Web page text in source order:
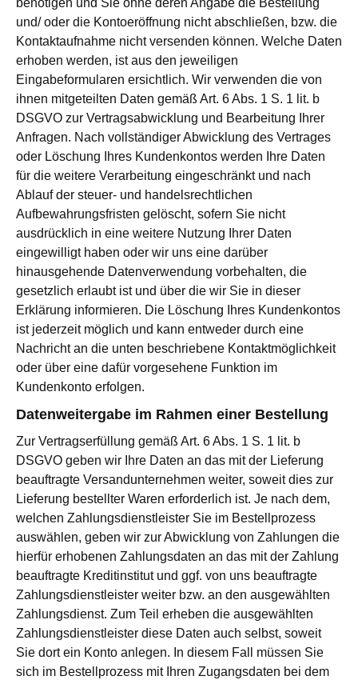
benötigen und Sie ohne deren Angabe die Bestellung
und/ oder die Kontoeröffnung nicht abschließen, bzw. die
Kontaktaufnahme nicht versenden können. Welche Daten
erhoben werden, ist aus den jeweiligen
Eingabeformularen ersichtlich. Wir verwenden die von
ihnen mitgeteilten Daten gemäß Art. 6 Abs. 1 S. 1 lit. b
DSGVO zur Vertragsabwicklung und Bearbeitung Ihrer
Anfragen. Nach vollständiger Abwicklung des Vertrages
oder Löschung Ihres Kundenkontos werden Ihre Daten
für die weitere Verarbeitung eingeschränkt und nach
Ablauf der steuer- und handelsrechtlichen
Aufbewahrungsfristen gelöscht, sofern Sie nicht
ausdrücklich in eine weitere Nutzung Ihrer Daten
eingewilligt haben oder wir uns eine darüber
hinausgehende Datenverwendung vorbehalten, die
gesetzlich erlaubt ist und über die wir Sie in dieser
Erklärung informieren. Die Löschung Ihres Kundenkontos
ist jederzeit möglich und kann entweder durch eine
Nachricht an die unten beschriebene Kontaktmöglichkeit
oder über eine dafür vorgesehene Funktion im
Kundenkonto erfolgen.
Datenweitergabe im Rahmen einer Bestellung
Zur Vertragserfüllung gemäß Art. 6 Abs. 1 S. 1 lit. b
DSGVO geben wir Ihre Daten an das mit der Lieferung
beauftragte Versandunternehmen weiter, soweit dies zur
Lieferung bestellter Waren erforderlich ist. Je nach dem,
welchen Zahlungsdienstleister Sie im Bestellprozess
auswählen, geben wir zur Abwicklung von Zahlungen die
hierfür erhobenen Zahlungsdaten an das mit der Zahlung
beauftragte Kreditinstitut und ggf. von uns beauftragte
Zahlungsdienstleister weiter bzw. an den ausgewählten
Zahlungsdienst. Zum Teil erheben die ausgewählten
Zahlungsdienstleister diese Daten auch selbst, soweit
Sie dort ein Konto anlegen. In diesem Fall müssen Sie
sich im Bestellprozess mit Ihren Zugangsdaten bei dem